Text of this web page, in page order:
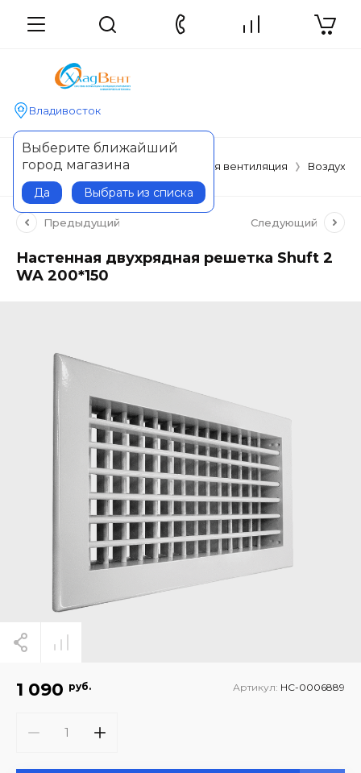
Владивосток
Выберите ближайший
город магазина
Да Выбрать из списка
Главная Вентиляция Наборная вентиляция
Предыдущий Следующий
Настенная двухрядная решетка Shuft 2
WA 200*150
1 090 руб. Артикул: НС-0006889